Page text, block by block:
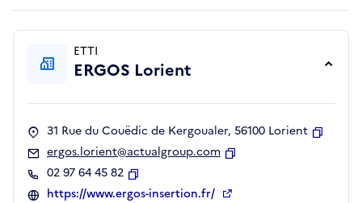
ETTI
ERGOS Lorient
31 Rue du Couëdic de Kergoualer, 56100 Lorient
ergos.lorient@actualgroup.com
02 97 64 45 82
Copier
https://www.ergos-insertion.fr/